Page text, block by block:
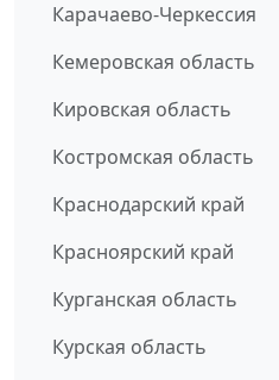
Карачаево-Черкессия
Кемеровская область
Кировская область
Костромская область
Краснодарский край
Красноярский край
Курганская область
Курская область